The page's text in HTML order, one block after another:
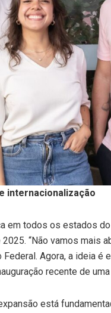
internacionalização
em todos os estados
“Não vamos mais
Agora, a ideia
recente de
está